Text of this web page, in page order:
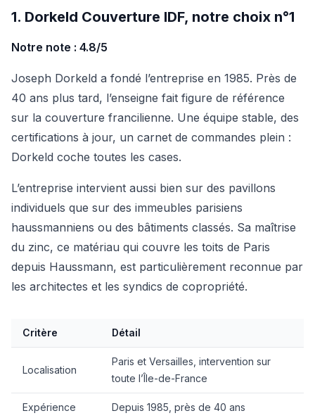
1. Dorkeld Couverture IDF, notre choix n°1
Notre note : 4.8/5
Joseph Dorkeld a fondé l’entreprise en 1985. Près de
40 ans plus tard, l’enseigne fait figure de référence
sur la couverture francilienne. Une équipe stable, des
certifications à jour, un carnet de commandes plein :
Dorkeld coche toutes les cases.
L’entreprise intervient aussi bien sur des pavillons
individuels que sur des immeubles parisiens
haussmanniens ou des bâtiments classés. Sa maîtrise
du zinc, ce matériau qui couvre les toits de Paris
depuis Haussmann, est particulièrement reconnue par
les architectes et les syndics de copropriété.
Critère Détail
Localisation
Paris et Versailles, intervention sur
toute l’Île-de-France
Expérience Depuis 1985, près de 40 ans